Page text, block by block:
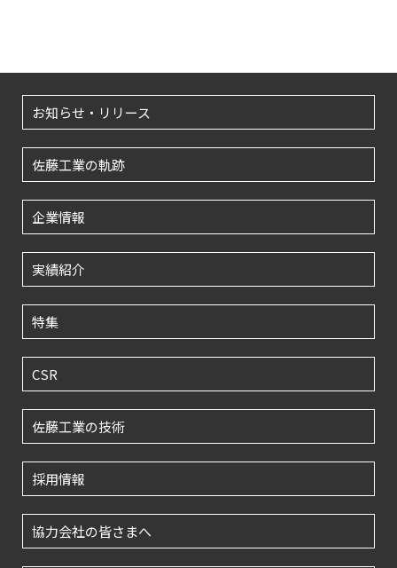
お知らせ・リリース
佐藤工業の軌跡
企業情報
実績紹介
特集
CSR
佐藤工業の技術
採用情報
協力会社の皆さまへ